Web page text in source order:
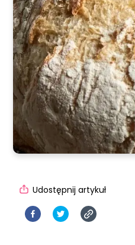
Udostępnij artykuł